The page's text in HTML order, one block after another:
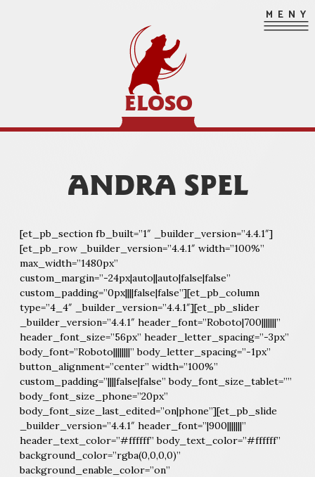
ELOSO
MENY
ANDRA SPEL
[et_pb_section fb_built=”1″ _builder_version=”4.4.1″]
[et_pb_row _builder_version=”4.4.1″ width=”100%”
max_width=”1480px”
custom_margin=”-24px|auto||auto|false|false”
custom_padding=”0px||||false|false”][et_pb_column
type=”4_4″ _builder_version=”4.4.1″][et_pb_slider
_builder_version=”4.4.1″ header_font=”Roboto|700|||||||”
header_font_size=”56px” header_letter_spacing=”-3px”
body_font=”Roboto||||||||” body_letter_spacing=”-1px”
button_alignment=”center” width=”100%”
custom_padding=”||||false|false” body_font_size_tablet=””
body_font_size_phone=”20px”
body_font_size_last_edited=”on|phone”][et_pb_slide
_builder_version=”4.4.1″ header_font=”|900|||||||”
header_text_color=”#ffffff” body_text_color=”#ffffff”
background_color=”rgba(0,0,0,0)”
background_enable_color=”on”